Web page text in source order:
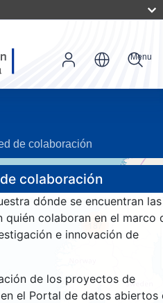
Menu
de colaboración
colaboración
dónde se encuentran las
quién colaboran en el marco
e innovación de
de los proyectos de
el Portal de datos abiertos
187